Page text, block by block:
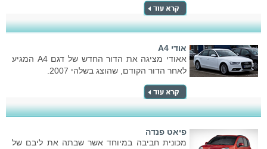
אודי A4
אאודי מציגה את הדור החדש של דגם A4 המגיע
לאחר הדור הקודם, שהוצג בשלהי 2007.
פיאט פנדה
מכונית חביבה במיוחד אשר שבתה את ליבם של